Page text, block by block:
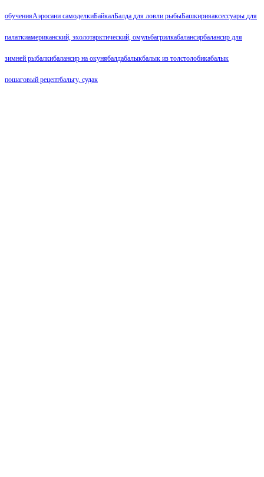
обученияАэросани самоделкиБайкалБалда для ловли рыбыБашкирияаксессуары для
палаткиамериканский, эхолотарктический, омульбагрилкабалансирбалансир для
зимней рыбалкибалансир на окунябалдабалыкбалык из толстолобикабалык
пошаговый рецептбальгу, судак